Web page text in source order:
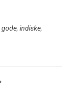
gode, indiske,